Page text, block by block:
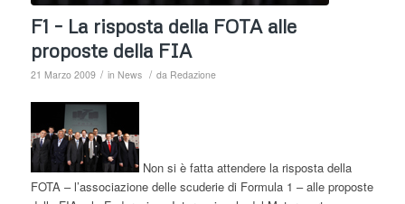
F1 – La risposta della FOTA alle
proposte della FIA
21 Marzo 2009 / in News / da Redazione
Non si è fatta attendere la risposta della
FOTA – l’associazione delle scuderie di Formula 1 – alle proposte